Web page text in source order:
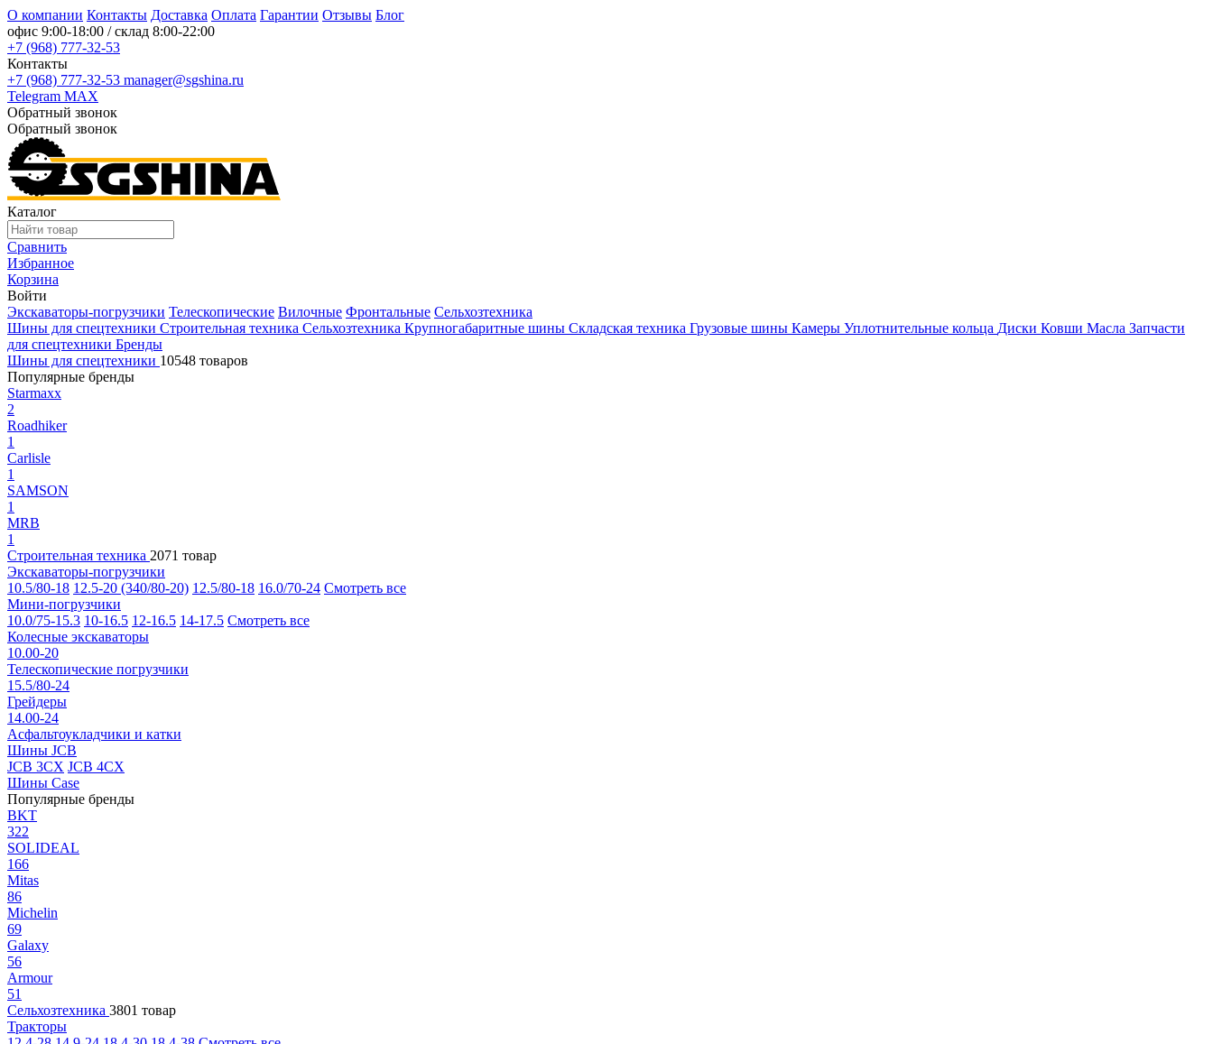
О компании Контакты Доставка Оплата Гарантии Отзывы Блог
офис 9:00-18:00 / склад 8:00-22:00
+7 (968) 777-32-53
Контакты
+7 (968) 777-32-53 manager@sgshina.ru
Telegram MAX
Обратный звонок
Обратный звонок
Каталог
Сравнить
Избранное
Корзина
Войти
Экскаваторы-погрузчики Телескопические Вилочные Фронтальные Сельхозтехника
Шины для спецтехники Строительная техника Сельхозтехника Крупногабаритные шины Складская техника Грузовые шины Камеры Уплотнительные кольца Диски Ковши Масла Запчасти
для спецтехники Бренды
Шины для спецтехники 10548 товаров
Популярные бренды
Starmaxx
2
Roadhiker
1
Carlisle
1
SAMSON
1
MRB
1
Строительная техника 2071 товар
Экскаваторы-погрузчики
10.5/80-18 12.5-20 (340/80-20) 12.5/80-18 16.0/70-24 Смотреть все
Мини-погрузчики
10.0/75-15.3 10-16.5 12-16.5 14-17.5 Смотреть все
Колесные экскаваторы
10.00-20
Телескопические погрузчики
15.5/80-24
Грейдеры
14.00-24
Асфальтоукладчики и катки
Шины JCB
JCB 3CX JCB 4CX
Шины Case
Популярные бренды
BKT
322
SOLIDEAL
166
Mitas
86
Michelin
69
Galaxy
56
Armour
51
Сельхозтехника 3801 товар
Тракторы